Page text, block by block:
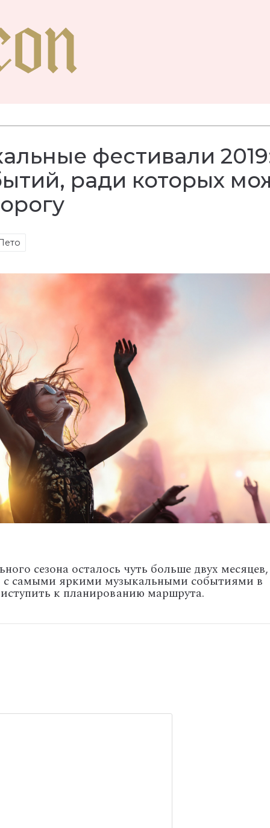
фестивали
ради которых
сезона осталось чуть больше двух месяцев,
с самыми яркими музыкальными событиями в
к планированию маршрута.